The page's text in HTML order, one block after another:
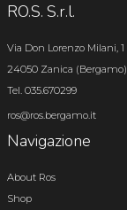
RO.S. S.r.l.
Via Don Lorenzo Milani, 1
24050 Zanica
Tel. 035.670299
ros@ros.bergamo.it
Navigazione
About Ros
Shop